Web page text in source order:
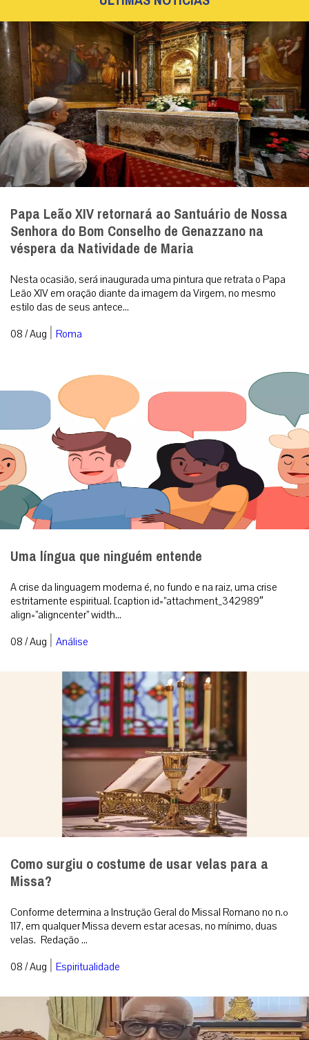
Papa Leão XIV retornará ao Santuário de Nossa
Senhora do Bom Conselho de Genazzano na
véspera da Natividade de Maria
Nesta ocasião, será inaugurada uma pintura que retrata o Papa
Leão XIV em oração diante da imagem da Virgem, no mesmo
estilo das de seus antece...
08 / Aug | Roma
Uma língua que ninguém entende
A crise da linguagem moderna é, no fundo e na raiz, uma crise
estritamente espiritual. [caption id=”attachment_342989″
align=”aligncenter” width...
08 / Aug | Análise
Como surgiu o costume de usar velas para a
Missa?
Conforme determina a Instrução Geral do Missal Romano no n.º
117, em qualquer Missa devem estar acesas, no mínimo, duas
velas. Redação ...
08 / Aug | Espiritualidade